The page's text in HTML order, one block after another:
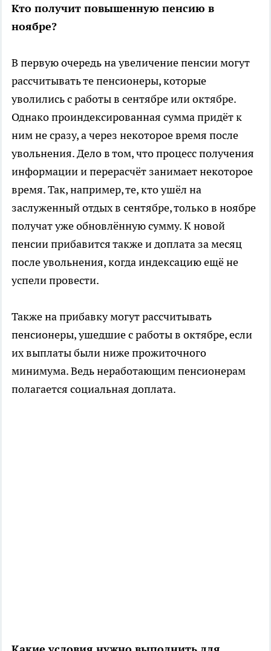
Кто получит повышенную пенсию в
ноябре?
В первую очередь на увеличение пенсии могут
рассчитывать те пенсионеры, которые
уволились с работы в сентябре или октябре.
Однако проиндексированная сумма придёт к
ним не сразу, а через некоторое время после
увольнения. Дело в том, что процесс получения
информации и перерасчёт занимает некоторое
время. Так, например, те, кто ушёл на
заслуженный отдых в сентябре, только в ноябре
получат уже обновлённую сумму. К новой
пенсии прибавится также и доплата за месяц
после увольнения, когда индексацию ещё не
успели провести.
Также на прибавку могут рассчитывать
пенсионеры, ушедшие с работы в октябре, если
их выплаты были ниже прожиточного
минимума. Ведь неработающим пенсионерам
полагается социальная доплата.